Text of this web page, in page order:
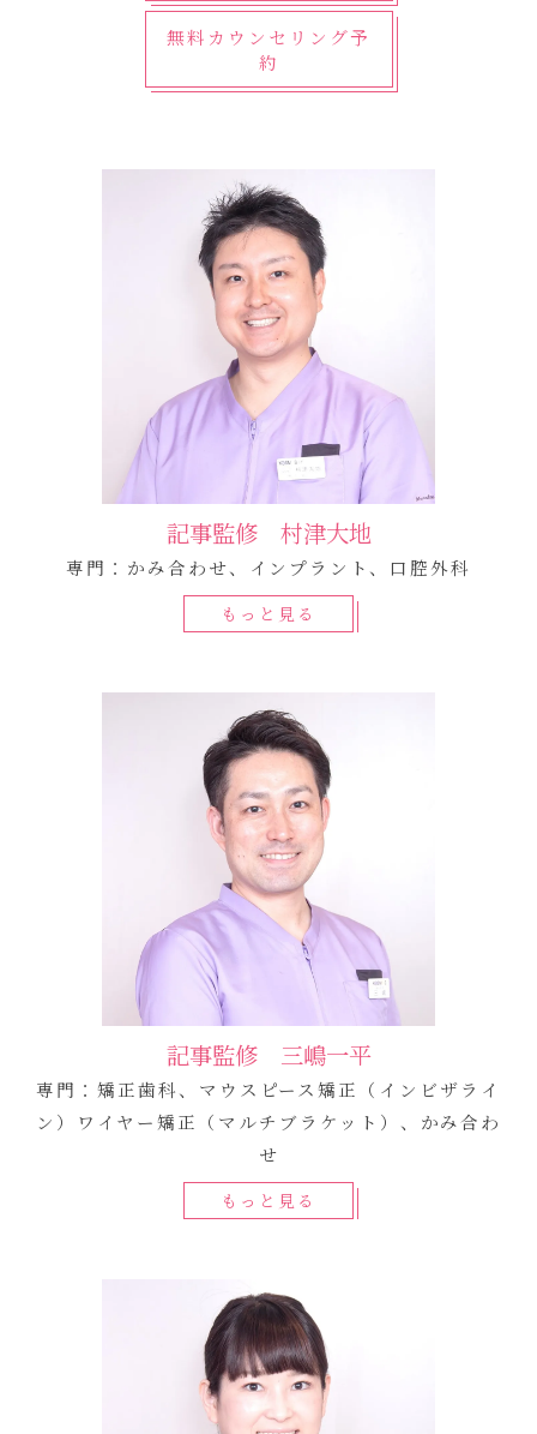
無料カウンセリング予
約
記事監修 村津大地
専門：かみ合わせ、インプラント、口腔外科
もっと見る
記事監修 三嶋一平
専門：矯正歯科、マウスピース矯正（インビザライ
ン）ワイヤー矯正（マルチブラケット）、かみ合わ
せ
もっと見る